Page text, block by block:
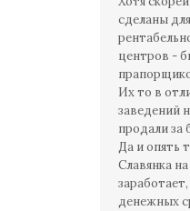
сделаны
центров -
Их то в
заведений
продали за
Да и опять
Славянка
денежных